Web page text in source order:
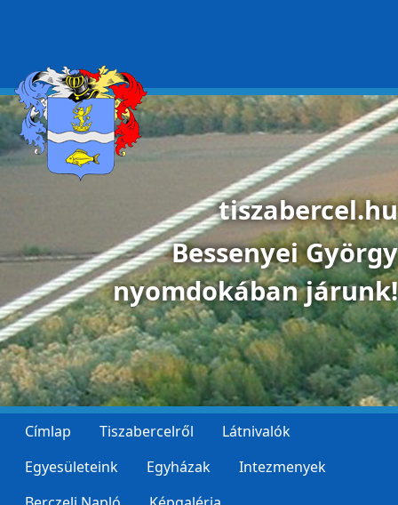
tiszabercel.hu
Bessenyei György
nyomdokában járunk!
Címlap Tiszabercelről
Látnivalók
Egyesületeink
Egyházak
Intezmenyek